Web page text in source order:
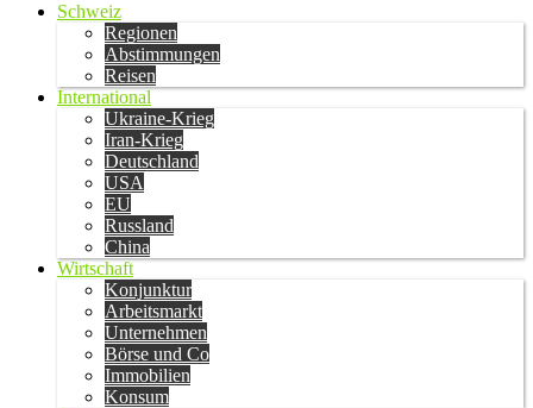
Schweiz
Regionen
Abstimmungen
Reisen
International
Ukraine-Krieg
Iran-Krieg
Deutschland
USA
EU
Russland
China
Wirtschaft
Konjunktur
Arbeitsmarkt
Unternehmen
Börse und Co
Immobilien
Konsum